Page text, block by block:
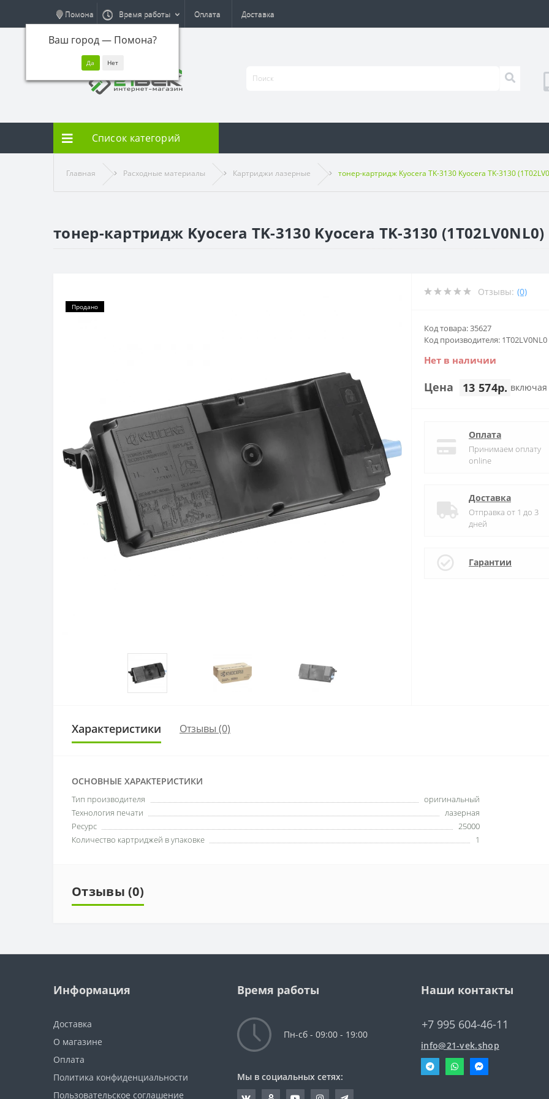
Помона
Ваш город — Помона?
Время работы Оплата Доставка
Список категорий
Главная Расходные материалы Картриджи лазерные тонер-картридж Kyocera TK-3130 Kyocera TK-3130
тонер-картридж Kyocera TK-3130 Kyocera TK-3130 (1T02LV0NL0)
Продано
Отзывы: (0)
Код товара: 35627
Код производителя: 1T02LV0NL0
Нет в наличии
Цена 13 574р.
Оплата
Принимаем оплату
online
Доставка
Отправка от 1 до 3
дней
Гарантии
Характеристики Отзывы (0)
ОСНОВНЫЕ ХАРАКТЕРИСТИКИ
Тип производителя
оригинальный
Технология печати
лазерная
Ресурс
25000
Количество картриджей в упаковке
1
Отзывы (0)
Информация
Доставка
О магазине
Оплата
Политика конфиденциальности
Пользовательское соглашение
Время работы
Пн-сб - 09:00 - 19:00
Мы в социальных сетях:
Наши контакты
+7 995 604-46-11
info@21-vek.shop